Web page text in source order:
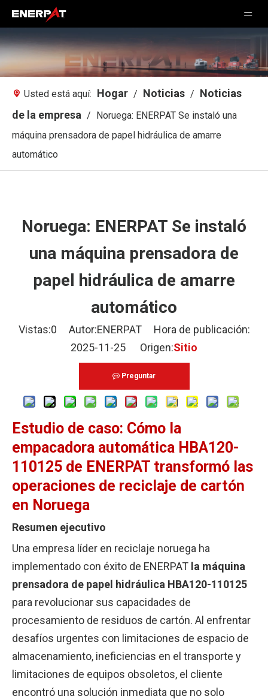
Usted está aquí: Hogar / Noticias / Noticias
de la empresa / Noruega: ENERPAT Se instaló una
máquina prensadora de papel hidráulica de amarre
automático
Noruega: ENERPAT Se instaló
una máquina prensadora de
papel hidráulica de amarre
automático
Vistas:0 Autor:ENERPAT Hora de publicación:
2025-11-25 Origen:Sitio
Preguntar
Estudio de caso: Cómo la
empacadora automática HBA120-
110125 de ENERPAT transformó las
operaciones de reciclaje de cartón
en Noruega
Resumen ejecutivo
Una empresa líder en reciclaje noruega ha
implementado con éxito de ENERPAT la máquina
prensadora de papel hidráulica HBA120-110125
para revolucionar sus capacidades de
procesamiento de residuos de cartón. Al enfrentar
desafíos urgentes con limitaciones de espacio de
almacenamiento, ineficiencias en el transporte y
limitaciones de equipos obsoletos, el cliente
encontró una solución inmediata que no solo